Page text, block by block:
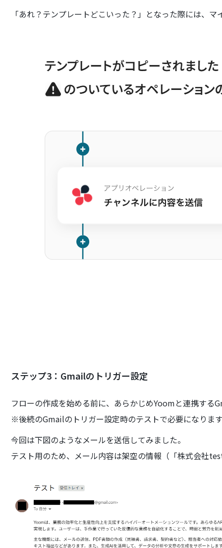
「あれ？テンプレートどこいった？」となった際には、
ステップ3：Gmailのトリガー設定
フローの作成を始める前に、あらかじめYoomと連携する
※後続のGmailのトリガー設定時のテストで必要になりま
今回は下図のようなメールを送信してみました。
テスト用のため、メール内容は架空の情報（「株式会社